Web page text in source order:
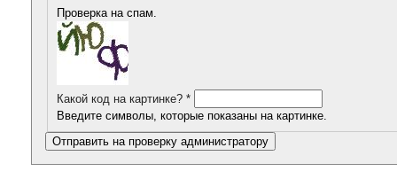
Проверка на спам.
Какой код на картинке? *
Введите символы, которые показаны на картинке.